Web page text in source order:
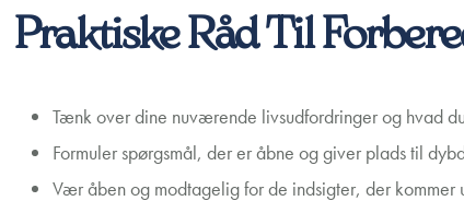
Praktiske Råd Til
Tænk over dine nuværende livsudfordringer og hvad
Formuler spørgsmål, der er åbne og giver plads til
Vær åben og modtagelig for de indsigter, der kommer